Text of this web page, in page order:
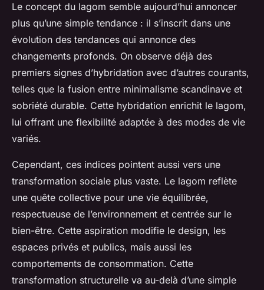
Le concept du lagom semble aujourd’hui annoncer
plus qu’une simple tendance : il s’inscrit dans une
évolution des tendances qui annonce des
changements profonds. On observe déjà des
premiers signes d’hybridation avec d’autres courants,
telles que la fusion entre minimalisme scandinave et
sobriété durable. Cette hybridation enrichit le lagom,
lui offrant une flexibilité adaptée à des modes de vie
variés.
Cependant, ces indices pointent aussi vers une
transformation sociale plus vaste. Le lagom reflète
une quête collective pour une vie équilibrée,
respectueuse de l’environnement et centrée sur le
bien-être. Cette aspiration modifie le design, les
espaces privés et publics, mais aussi les
comportements de consommation. Cette
transformation structurelle va au-delà d’une simple